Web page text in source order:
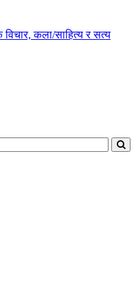
विचार, कला/साहित्य र सत्य